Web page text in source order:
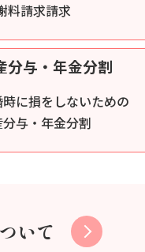
料請求請求
分与・年金分割
に損をしないための
与・年金分割
いて